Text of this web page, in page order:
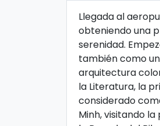
Llegada al
obteniendo una
serenidad.
también como
arquitectura
la Literatura, la
considerado
Minh, visitando